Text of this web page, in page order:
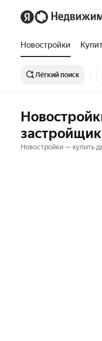
Новостройки
Лёгкий поиск
Новостройки — купить